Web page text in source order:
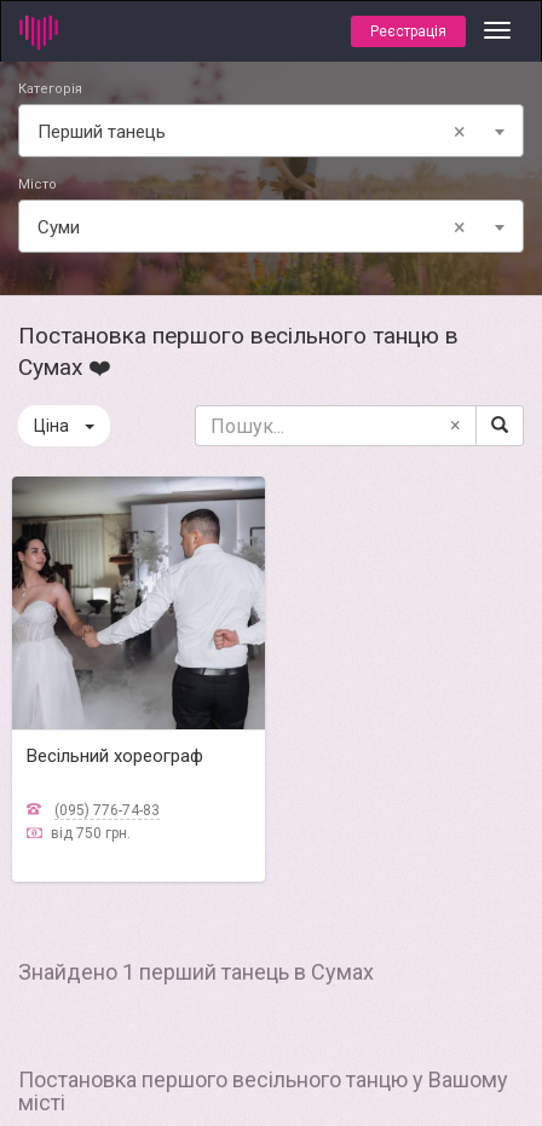
Реєстрація
Категорія
×
Перший танець
Місто
×
Суми
Постановка першого весільного танцю в
Сумах ❤️
Ціна ×
Весільний хореограф
(095) 776-74-83
від 750 грн.
Знайдено 1 перший танець в Сумах
Постановка першого весільного танцю у Вашому
місті